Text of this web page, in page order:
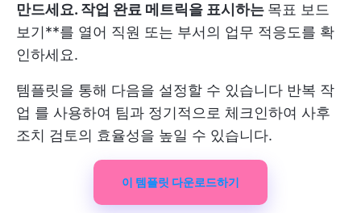
만드세요. 작업 완료 메트릭을 표시하는 목표 보드
보기**를 열어 직원 또는 부서의 업무 적응도를 확
인하세요.
템플릿을 통해 다음을 설정할 수 있습니다 반복 작
업 를 사용하여 팀과 정기적으로 체크인하여 사후
조치 검토의 효율성을 높일 수 있습니다.
이 템플릿 다운로드하기